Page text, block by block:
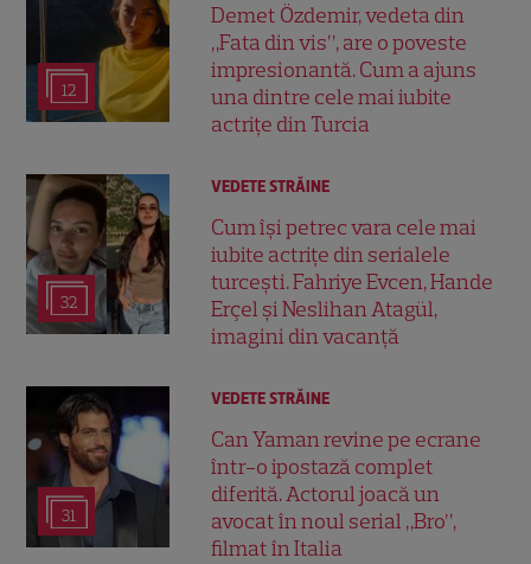
12
Demet Özdemir, vedeta din
„Fata din vis”, are o poveste
impresionantă. Cum a ajuns
una dintre cele mai iubite
actrițe din Turcia
32
VEDETE STRĂINE
Cum își petrec vara cele mai
iubite actrițe din serialele
turcești. Fahriye Evcen, Hande
Erçel și Neslihan Atagül,
imagini din vacanță
31
VEDETE STRĂINE
Can Yaman revine pe ecrane
într-o ipostază complet
diferită. Actorul joacă un
avocat în noul serial „Bro”,
filmat în Italia